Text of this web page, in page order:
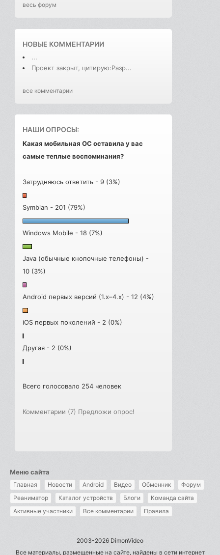
весь форум
НОВЫЕ КОММЕНТАРИИ
...
Проект закрыт, цитирую:Разр...
все комментарии
НАШИ ОПРОСЫ:
Какая мобильная ОС оставила у вас
самые теплые воспоминания?
Затрудняюсь ответить - 9 (3%)
Symbian - 201 (79%)
Windows Mobile - 18 (7%)
Java (обычные кнопочные телефоны) -
10 (3%)
Android первых версий (1.x–4.x) - 12 (4%)
iOS первых поколений - 2 (0%)
Другая - 2 (0%)
Всего голосовало 254 человек
Комментарии (7) Предложи опрос!
Меню сайта
Главная Новости Android Видео Обменник
Форум
Реаниматор
Каталог устройств Блоги
Команда сайта
Активные участники
Все комментарии Правила
2003-2026 DimonVideo
Все материалы, размещенные на сайте, найдены в сети интернет